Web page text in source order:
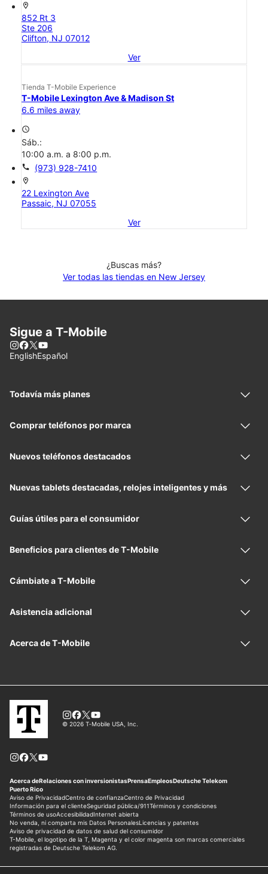
location_on
852 Rt 3
Ste 206
Clifton, NJ 07012
Ver
Tienda T-Mobile Experience
T-Mobile Lexington Ave & Madison St
6.6 miles away
access_time
Sáb.:
10:00 a.m. a 8:00 p.m.
call (973) 928-7410
location_on
22 Lexington Ave
Passaic, NJ 07055
Ver
¿Buscas más?
Ver todas las tiendas en New Jersey